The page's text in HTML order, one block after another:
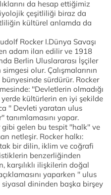
da hesap ettiğimiz
çeşitliliği biraz da
kültürel anlamda da
Rocker I.Dünya Savaşı
adam ilan edilir ve 1918
Berlin Uluslararası İşçiler
olur. Çalışmalarının
bünyesinde sürdürür. Rocker
''Devletlerin olmadığı
kültürlerin en iyi şekilde
'' Devleti yaratan ulus
yapar.
gelen bu tespit ''halk'' ve
netleşir. Rocker halkı:
bir dilin, iklim ve coğrafi
benzerliğinden
ilişkilerin doğal
yaparken '' ulus
dininden başka birşey